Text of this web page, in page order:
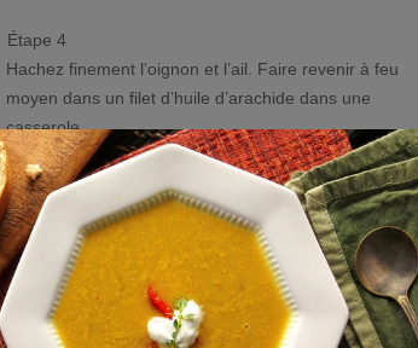
Étape 4
Hachez finement l’oignon et l’ail. Faire revenir à feu
moyen dans un filet d’huile d’arachide dans une
casserole.
Étape 5
Pelez le morceau de gingembre, râpez-le finement et
ajoutez-le dans la poêle.
Étape 6
Ajoutez le sambal et laissez chauffer un moment pour
×